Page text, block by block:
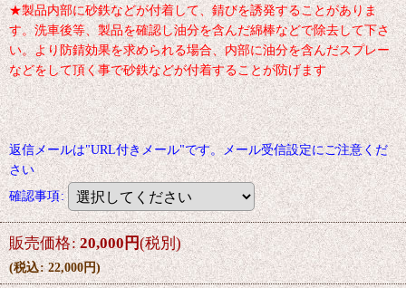
★製品内部に砂鉄などが付着して、錆びを誘発することがありま
す。洗車後等、製品を確認し油分を含んだ綿棒などで除去して下さ
い。より防錆効果を求められる場合、内部に油分を含んだスプレー
などをして頂く事で砂鉄などが付着することが防げます
返信メールは"URL付きメール"です。メール受信設定にご注意くだ
さい
確認事項:
販売価格: 20,000円(税別)
(税込: 22,000円)